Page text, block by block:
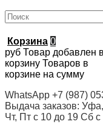
Корзина 0
руб Товар добавлен в
корзину Товаров в
корзине на сумму
WhatsApp +7 (987)
Выдача заказов:
Чт, Пт с 10 до 19 Сб